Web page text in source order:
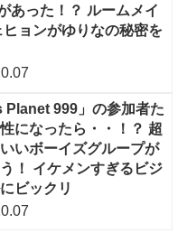
あった！？ ルームメイ
ヒョンがゆりなの秘密を
Planet 999」の参加者た
になったら・・！？ 超
いボーイズグループが
！ イケメンすぎるビジ
ビックリ